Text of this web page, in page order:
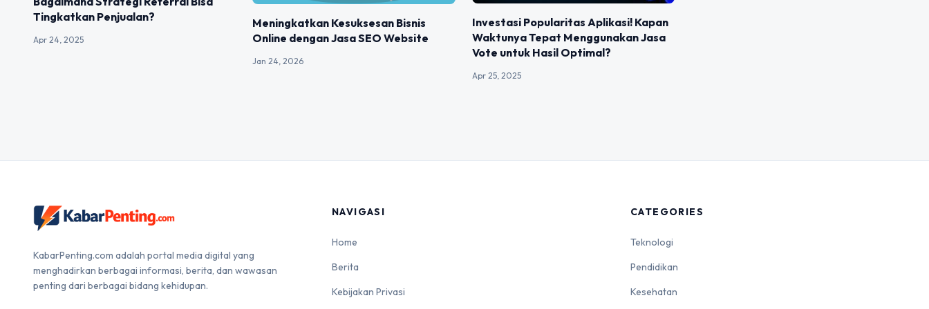
Tingkatkan Penjualan?
Apr 24, 2025
Meningkatkan Kesuksesan Bisnis
Online dengan Jasa SEO Website
Jan 24, 2026
Investasi Popularitas Aplikasi! Kapan
Waktunya Tepat Menggunakan Jasa
Vote untuk Hasil Optimal?
Apr 25, 2025
KabarPenting.com adalah portal media digital yang
menghadirkan berbagai informasi, berita, dan wawasan
penting dari berbagai bidang kehidupan.
NAVIGASI
Home
Berita
Kebijakan Privasi
CATEGORIES
Teknologi
Pendidikan
Kesehatan